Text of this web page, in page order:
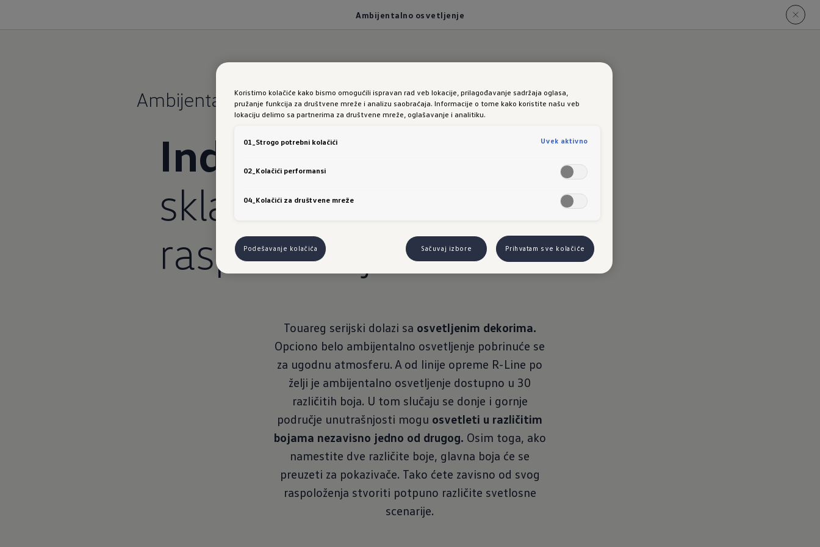
Ambijentalno osvetljenje
Ambijentalno osvetljenje
Individualno svetlo- u
skladu sa vašim
raspoloženjem
Touareg serijski dolazi sa osvetljenim dekorima.
Opciono belo ambijentalno osvetljenje pobrinuće se
za ugodnu atmosferu. A od linije opreme R-Line po
želji je ambijentalno osvetljenje dostupno u 30
različitih boja. U tom slučaju se donje i gornje
područje unutrašnjosti mogu osvetleti u različitim
bojama nezavisno jedno od drugog. Osim toga, ako
namestite dve različite boje, glavna boja će se
preuzeti za pokazivače. Tako ćete zavisno od svog
raspoloženja stvoriti potpuno različite svetlosne
scenarije.
Koristimo kolačiće kako bismo omogućili ispravan rad veb lokacije, prilagođavanje sadržaja oglasa,
pružanje funkcija za društvene mreže i analizu saobraćaja. Informacije o tome kako koristite našu veb
lokaciju delimo sa partnerima za društvene mreže, oglašavanje i analitiku.
01_Strogo potrebni kolačići Uvek aktivno
02_Kolačići performansi
04_Kolačići za društvene mreže
Podešavanje kolačića Sačuvaj izbore Prihvatam sve kolačiće